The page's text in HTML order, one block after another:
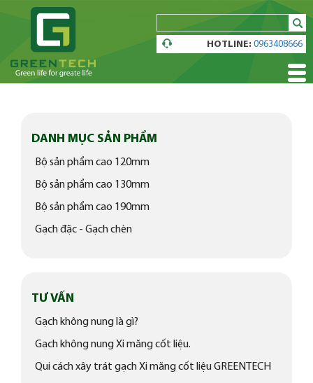
HOTLINE: 0963408666
DANH MỤC SẢN PHẨM
Bộ sản phẩm cao 120mm
Bộ sản phẩm cao 130mm
Bộ sản phẩm cao 190mm
Gạch đặc - Gạch chèn
TƯ VẤN
Gạch không nung là gì?
Gạch không nung Xi măng cốt liệu.
Qui cách xây trát gạch Xi măng cốt liệu GREENTECH